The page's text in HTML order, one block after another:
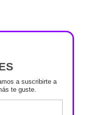
a suscribirte a
te guste.